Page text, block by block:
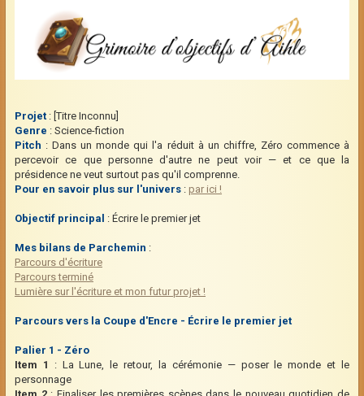
Projet : [Titre Inconnu]
Genre : Science-fiction
Pitch : Dans un monde qui l'a réduit à un chiffre, Zéro commence à
percevoir ce que personne d'autre ne peut voir — et ce que la
présidence ne veut surtout pas qu'il comprenne.
Pour en savoir plus sur l'univers : par ici !
Objectif principal : Écrire le premier jet
Mes bilans de Parchemin :
Parcours d'écriture
Parcours terminé
Lumière sur l'écriture et mon futur projet !
Parcours vers la Coupe d'Encre - Écrire le premier jet
Palier 1 - Zéro
Item 1
: La Lune, le retour, la cérémonie — poser le monde et le
personnage